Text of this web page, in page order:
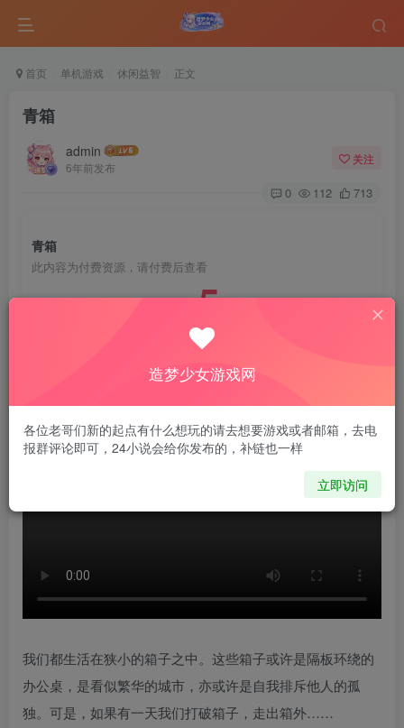
首页 单机游戏 休闲益智 正文
青箱
admin
6年前发布
关注
0 112 713
青箱
此内容为付费资源，请付费后查看
5
我们都生活在狭小的箱子之中。这些箱子或许是隔板环绕的
办公桌，是看似繁华的城市，亦或许是自我排斥他人的孤
独。可是，如果有一天我们打破箱子，走出箱外……
造梦少女游戏网
各位老哥们新的起点有什么想玩的请去想要游戏或者邮箱，去电
报群评论即可，24小说会给你发布的，补链也一样
立即访问